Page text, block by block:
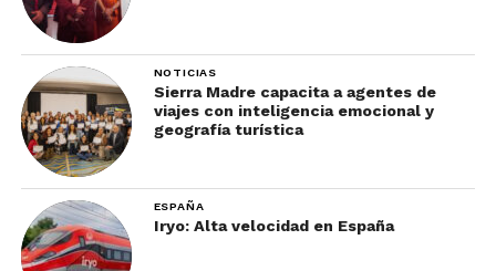
NOTICIAS
Sierra Madre capacita a agentes de
viajes con inteligencia emocional y
geografía turística
ESPAÑA
Iryo: Alta velocidad en España